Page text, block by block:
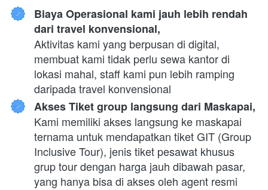
Biaya Operasional kami jauh lebih rendah
dari travel konvensional,
Aktivitas kami yang berpusan di digital,
membuat kami tidak perlu sewa kantor di
lokasi mahal, staff kami pun lebih ramping
daripada travel konvensional
Akses Tiket group langsung dari Maskapai,
Kami memiliki akses langsung ke maskapai
ternama untuk mendapatkan tiket GIT (Group
Inclusive Tour), jenis tiket pesawat khusus
grup tour dengan harga jauh dibawah pasar,
yang hanya bisa di akses oleh agent resmi